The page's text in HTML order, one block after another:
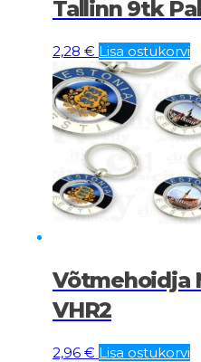
Tallinn 9tk
2,28 € Lisa ostukorvi
Võtmehoidja
VHR2
2,96 € Lisa ostukorvi